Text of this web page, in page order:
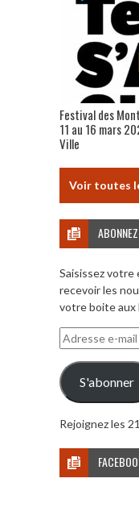
Festival des
11 au 16 mars
Ville
Voir toutes
Saisissez votre
recevoir les
votre boite
Adresse
e-
mail
S'abonner
Rejoignez les